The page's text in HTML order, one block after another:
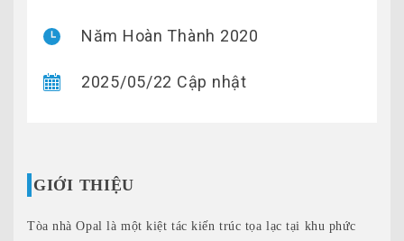
Năm Hoàn Thành 2020
2025/05/22 Cập nhật
GIỚI THIỆU
Tòa nhà Opal là một kiệt tác kiến trúc tọa lạc tại khu phức